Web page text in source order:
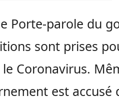
Porte-parole du
sont prises
Coronavirus.
est accusé